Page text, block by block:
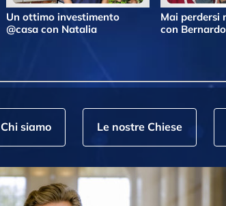
Un ottimo investimento
@casa con Natalia
Mai perdersi
con
Chi siamo Le nostre Chiese